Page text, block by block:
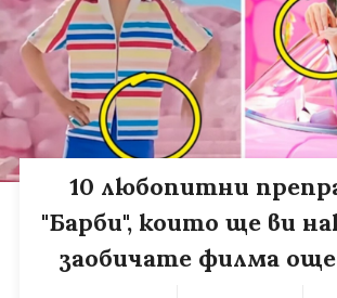
10 любопитни
"Барби", които ще ви
заобичате филма още